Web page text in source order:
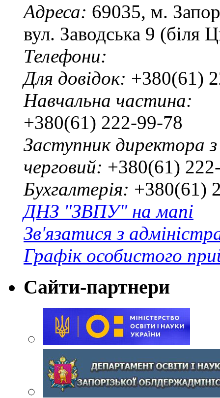
Адреса: 69035, м.
вул. Заводська 9 (біля
Телефони:
Для довідок: +380(61)
Навчальна частина:
+380(61) 222-99-78
Заступник директора
черговий: +380(61)
Бухгалтерія: +380(61)
ДНЗ "ЗВПУ" на мапі
Зв'язатися з
Графік особистого
Сайти-партнери